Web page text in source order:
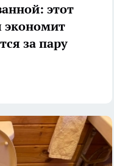
этот
экономит
за пару